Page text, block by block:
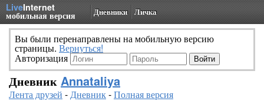
LiveInternet
мобильная версия Дневники Личка
Вы были перенаправлены на мобильную версию
страницы. Вернуться!
Авторизация
Дневник Annataliya
Лента друзей -Дневник-Полная версия